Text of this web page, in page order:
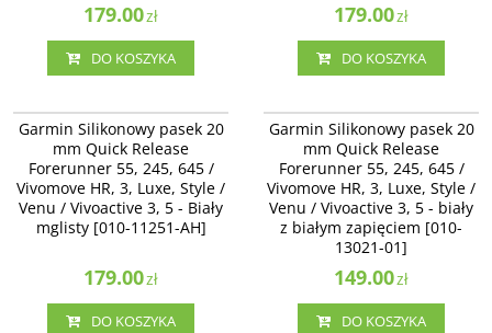
179.00zł
DO KOSZYKA
179.00zł
DO KOSZYKA
Garmin Silikonowy pasek 20 mm
Quick Release Forerunner 55, 245,
645 / Vivomove HR, 3, Luxe, Style /
Venu / Vivoactive 3, 5 - Biały
mglisty [010-11251-AH]
Garmin Silikonowy pasek 20
mm Quick Release
Forerunner 55, 245, 645 /
Vivomove HR, 3, Luxe, Style /
Venu / Vivoactive 3, 5 - Biały
mglisty [010-11251-AH]
179.00zł
DO KOSZYKA
Garmin Silikonowy pasek 20 mm
Quick Release Forerunner 55, 245,
645 / Vivomove HR, 3, Luxe, Style /
Venu / Vivoactive 3 - biały z białym
zapięciem [010-13021-01]
Garmin Silikonowy pasek 20
mm Quick Release
Forerunner 55, 245, 645 /
Vivomove HR, 3, Luxe, Style /
Venu / Vivoactive 3, 5 - biały
z białym zapięciem [010-
13021-01]
149.00zł
DO KOSZYKA